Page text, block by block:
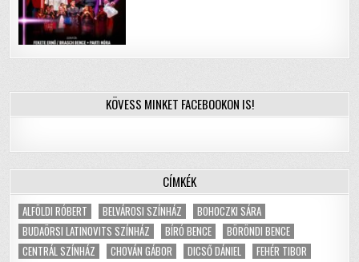
KÖVESS MINKET FACEBOOKON IS!
CÍMKÉK
ALFÖLDI RÓBERT BELVÁROSI SZÍNHÁZ
BOHOCZKI SÁRA
BUDAÖRSI LATINOVITS SZÍNHÁZ
BÍRÓ BENCE
BÖRÖNDI BENCE
CENTRÁL SZÍNHÁZ
CHOVÁN GÁBOR DICSŐ DÁNIEL
FEHÉR TIBOR